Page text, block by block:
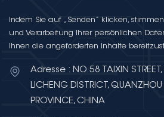
Indem Sie auf „Senden“ klicken,
und Verarbeitung Ihrer persönlichen
Ihnen die angeforderten Inhalte
Adresse : NO.58 TAIXIN STREET,
LICHENG DISTRICT, QUANZHOU
PROVINCE, CHINA